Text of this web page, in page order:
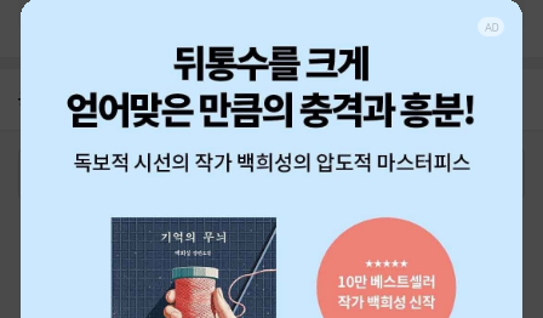
공지 26년 NBCI 수상 안내
2026-08-01
로그인 최근 본 상품 주문/배송
고객센터 1544-3800 티켓 1544-6399
중고샵 1566-4295
eBook 1:1문의/채팅상담
예스이십사(주) 사업자 정보